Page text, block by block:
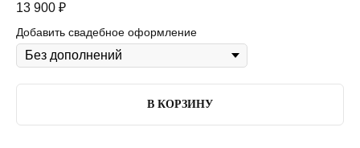
13 900 ₽
Добавить свадебное оформление
В КОРЗИНУ